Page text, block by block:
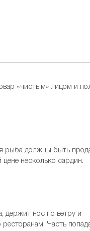
«чистым» лицом и
рыба должны быть
несколько сардин.
держит нос по ветру и
Часть